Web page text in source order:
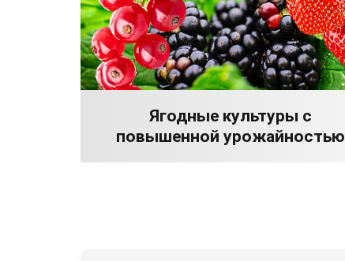
Ягодные культуры с
повышенной урожайностью